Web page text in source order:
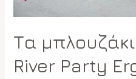
Τα
River Party